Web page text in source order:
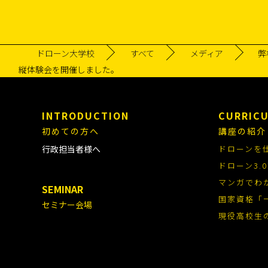
ドローン大学校 すべて メディア
縦体験会を開催しました。
INTRODUCTION
初めての方へ
行政担当者様へ
SEMINAR
セミナー会場
講座の紹介
ドローンを
ドローン
マンガでわ
国家資格「
現役高校生